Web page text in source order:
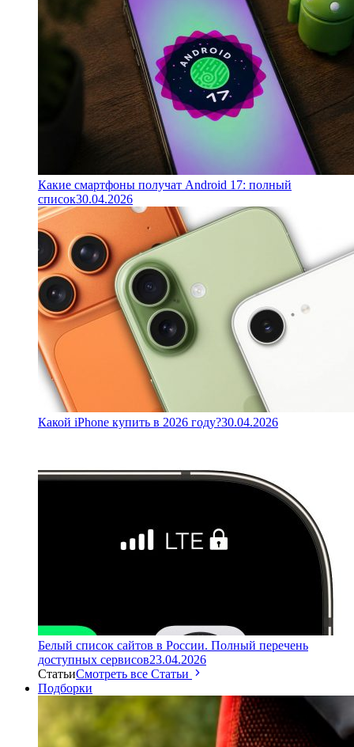
Какие смартфоны получат Android 17: полный
список30.04.2026
Какой iPhone купить в 2026 году?30.04.2026
Белый список сайтов в России. Полный перечень
доступных сервисов23.04.2026
СтатьиСмотреть все Статьи
Подборки